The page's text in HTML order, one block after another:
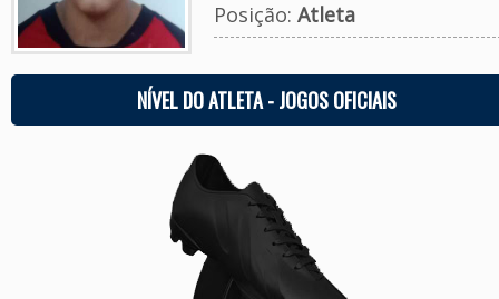
Posição: Atleta
NÍVEL DO ATLETA - JOGOS OFICIAIS